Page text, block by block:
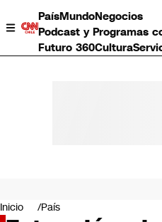
PaísMundoNegocios
Podcast y Programas
Futuro 360Cultura
Negocios
Inicio País